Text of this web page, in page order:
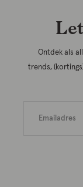
Ontdek als
trends,